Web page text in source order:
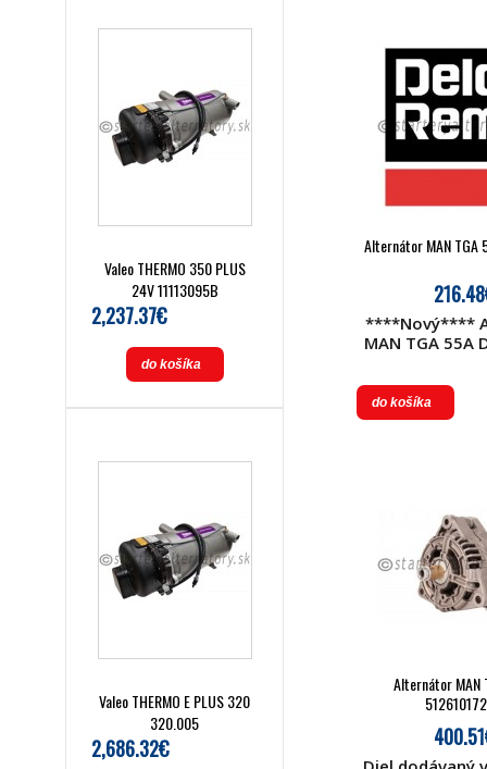
Valeo THERMO 350 PLUS
24V 11113095B
2,237.37€
do košíka
Valeo THERMO E PLUS 320
320.005
2,686.32€
Alternátor MAN TGA
****Nový****
MAN TGA 55A
do košíka
Alternátor MAN